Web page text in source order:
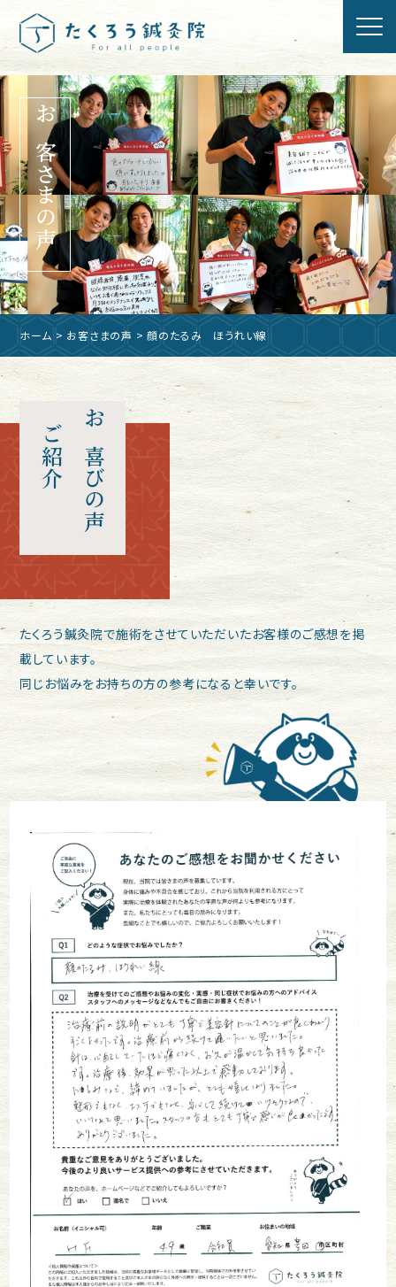
お客さまの声
ホーム > お客さまの声 > 顔のたるみ ほうれい線
お喜びの声
ご紹介
たくろう鍼灸院で施術をさせていただいたお客様のご感想を掲
載しています。
同じお悩みをお持ちの方の参考になると幸いです。